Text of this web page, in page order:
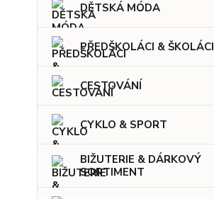
DĚTSKÁ MÓDA
PŘEDŠKOLÁCI & ŠKOLÁCI
CESTOVÁNÍ
CYKLO & SPORT
BIŽUTERIE & DÁRKOVÝ
SORTIMENT